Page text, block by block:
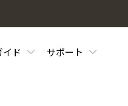
ド サポート